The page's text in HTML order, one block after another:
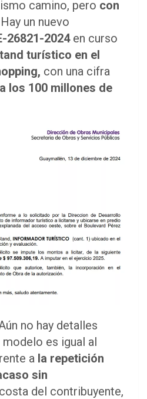
camino, pero con
Hay un nuevo
26821-2024en curso
turístico en el
con una cifra
los 100 millones de
no hay detalles
es igual al
a la repetición
sin
del contribuyente,